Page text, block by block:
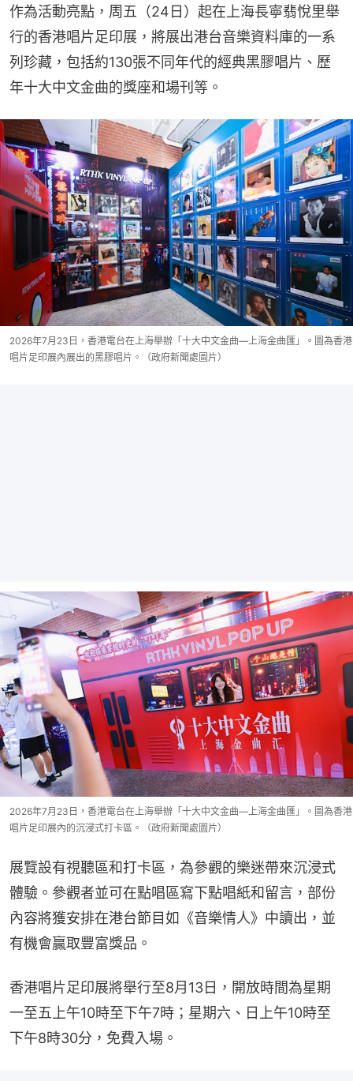
作為活動亮點，周五（24日）起在上海長寧翡悅里舉
行的香港唱片足印展，將展出港台音樂資料庫的一系
列珍藏，包括約130張不同年代的經典黑膠唱片、歷
年十大中文金曲的獎座和場刊等。
2026年7月23日，香港電台在上海舉辦「十大中文金曲—上海金曲匯」。圖為香港
唱片足印展內展出的黑膠唱片。（政府新聞處圖片）
2026年7月23日，香港電台在上海舉辦「十大中文金曲—上海金曲匯」。圖為香港
唱片足印展內的沉浸式打卡區。（政府新聞處圖片）
展覽設有視聽區和打卡區，為參觀的樂迷帶來沉浸式
體驗。參觀者並可在點唱區寫下點唱紙和留言，部份
內容將獲安排在港台節目如《音樂情人》中讀出，並
有機會贏取豐富獎品。
香港唱片足印展將舉行至8月13日，開放時間為星期
一至五上午10時至下午7時；星期六、日上午10時至
下午8時30分，免費入場。